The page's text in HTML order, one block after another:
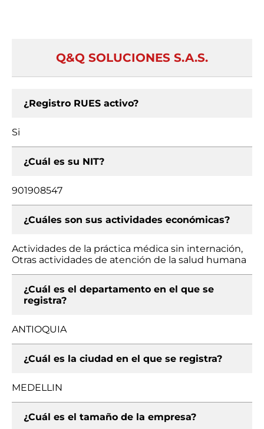
Q&Q SOLUCIONES S.A.S.
¿Registro RUES activo?
Si
¿Cuál es su NIT?
901908547
¿Cuáles son sus actividades económicas?
Actividades de la práctica médica sin internación,
Otras actividades de atención de la salud humana
¿Cuál es el departamento en el que se
registra?
ANTIOQUIA
¿Cuál es la ciudad en el que se registra?
MEDELLIN
¿Cuál es el tamaño de la empresa?